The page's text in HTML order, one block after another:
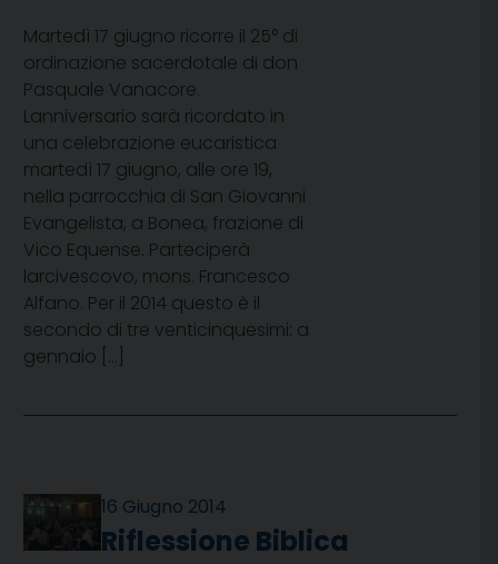
Martedì 17 giugno ricorre il 25° di
ordinazione sacerdotale di don
Pasquale Vanacore.
Lanniversario sarà ricordato in
una celebrazione eucaristica
martedì 17 giugno, alle ore 19,
nella parrocchia di San Giovanni
Evangelista, a Bonea, frazione di
Vico Equense. Parteciperà
larcivescovo, mons. Francesco
Alfano. Per il 2014 questo è il
secondo di tre venticinquesimi: a
gennaio […]
16 Giugno 2014
Riflessione Biblica